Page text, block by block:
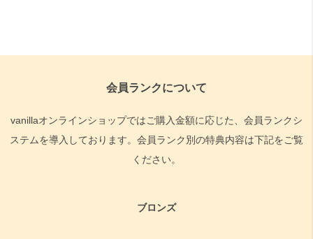
会員ランクについて
vanillaオンラインショップではご購入金額に応じた、会員ランクシ
ステムを導入しております。会員ランク別の特典内容は下記をご覧
ください。
ブロンズ